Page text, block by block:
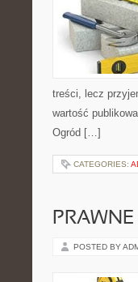
treści, lecz
wartość
Ogród […]
CATEGORIES:
POSTED BY